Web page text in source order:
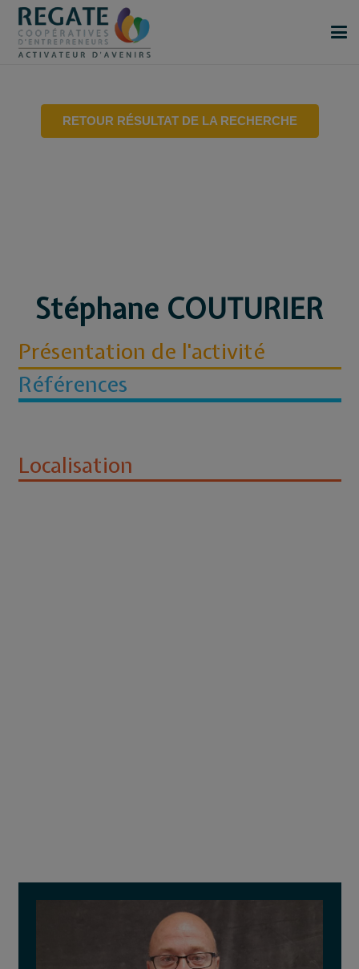
RETOUR RÉSULTAT DE LA RECHERCHE
Stéphane COUTURIER
Présentation de l'activité
Références
Localisation